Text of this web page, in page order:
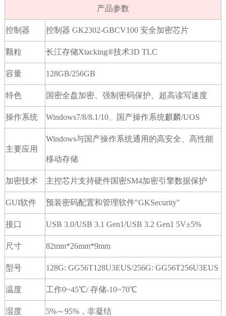
产品参数
控制器 控制器 GK2302-GBCV100 安全加密芯片
颗粒 长江存储Xtacking®技术3D TLC
容量 128GB/256GB
特色 国密全盘加密、强制密码保护、超高读写速度
操作系统 Windows7/8/8.1/10、国产操作系统麒麟/UOS
主要应用
Windows与国产操作系统通用的高安全、高性能
移动存储
加密技术 主控芯片支持硬件国密SM4加密引擎数据保护
GUI软件 预装密码配置和管理软件"GKSecurity"
接口 USB 3.0/USB 3.1 Gen1/USB 3.2 Gen1 5V±5%
尺寸 82mm*26mm*9mm
型号 128G: GG56T128U3EUS/256G: GG56T256U3EUS
温度 工作0~45℃/ 存储-10~70℃
湿度 5%～95%，非凝结